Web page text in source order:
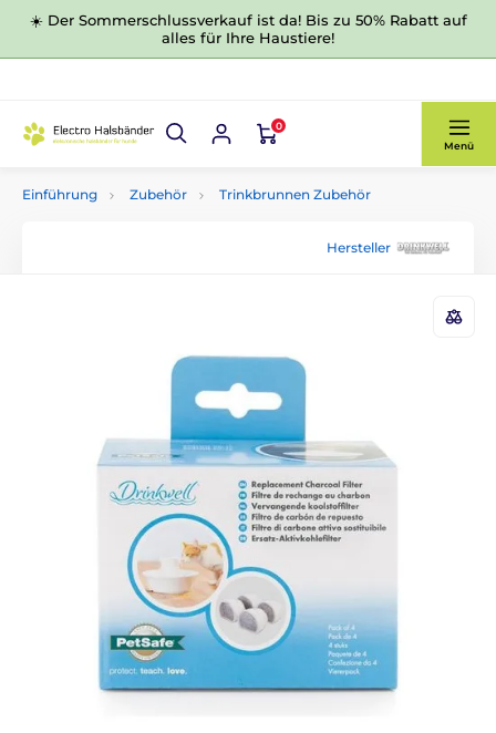
☀️ Der Sommerschlussverkauf ist da! Bis zu 50% Rabatt auf
alles für Ihre Haustiere!
0
Menü
Einführung Zubehör Trinkbrunnen Zubehör
Hersteller